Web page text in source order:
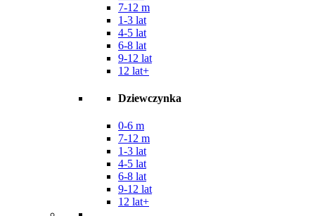
7-12 m
1-3 lat
4-5 lat
6-8 lat
9-12 lat
12 lat+
Dziewczynka
0-6 m
7-12 m
1-3 lat
4-5 lat
6-8 lat
9-12 lat
12 lat+